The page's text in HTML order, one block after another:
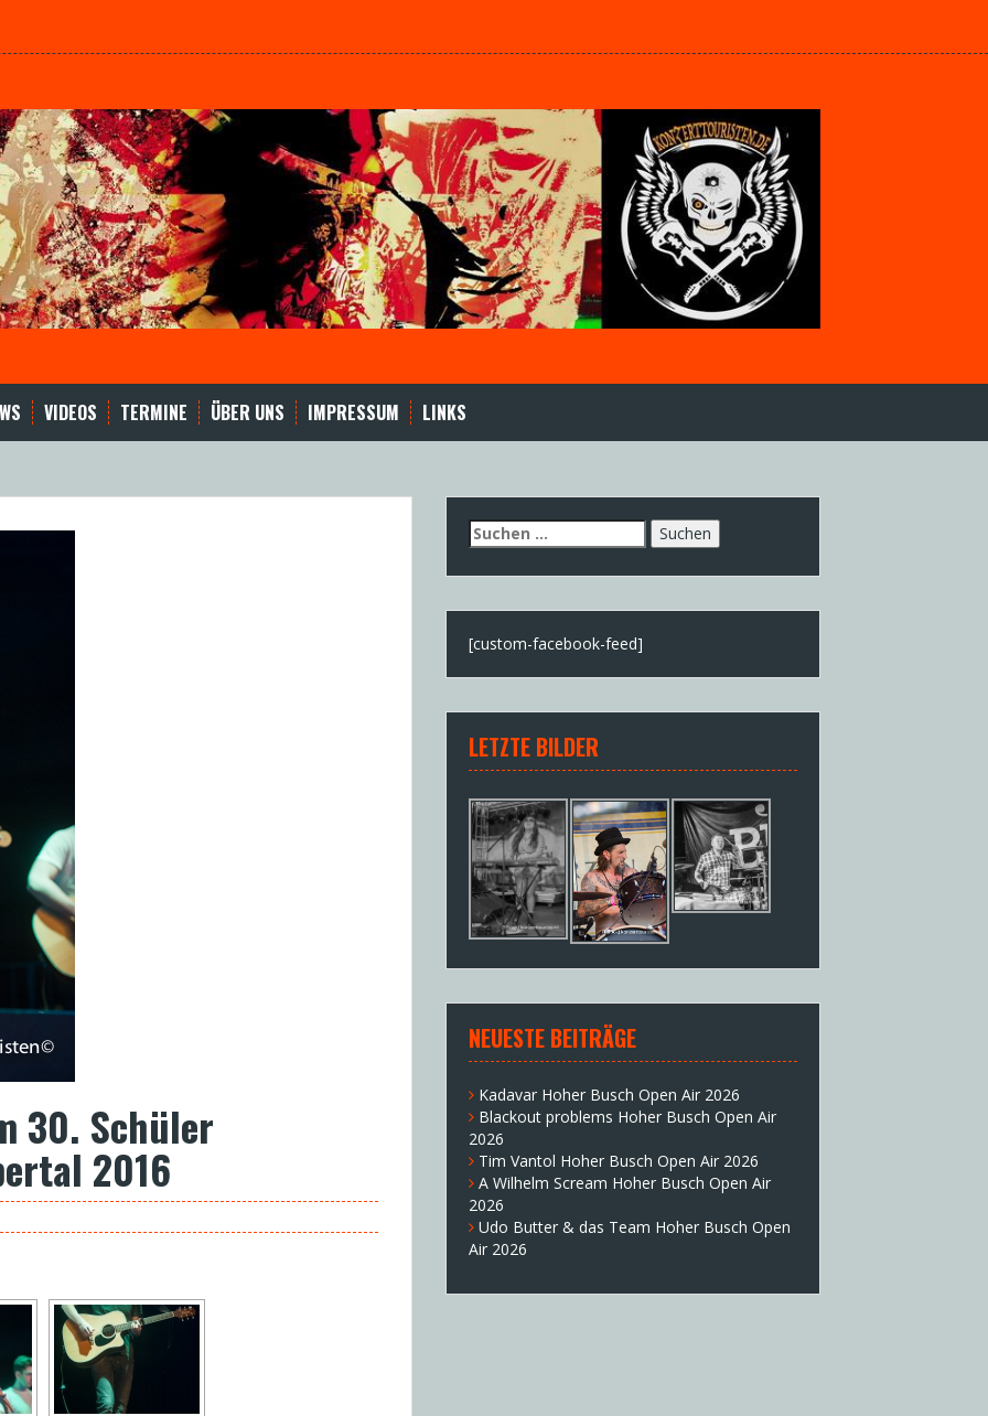
VIDEOS TERMINE ÜBER UNS IMPRESSUM LINKS
30. Schüler
2016
Suchen
nach:
[custom-facebook-feed]
LETZTE BILDER
NEUESTE BEITRÄGE
Kadavar Hoher Busch Open Air 2026
Blackout problems Hoher Busch Open Air
2026
Tim Vantol Hoher Busch Open Air 2026
A Wilhelm Scream Hoher Busch Open Air
2026
Udo Butter & das Team Hoher Busch Open
Air 2026